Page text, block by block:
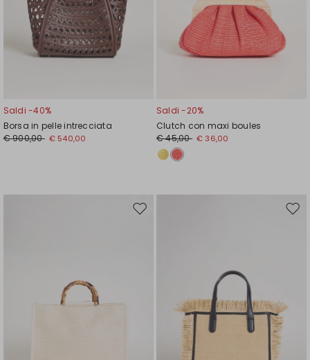
Saldi -40%
Borsa in pelle intrecciata
€ 900,00 € 540,00
Saldi -20%
Clutch con maxi boules
€ 45,00 € 36,00
Sposta